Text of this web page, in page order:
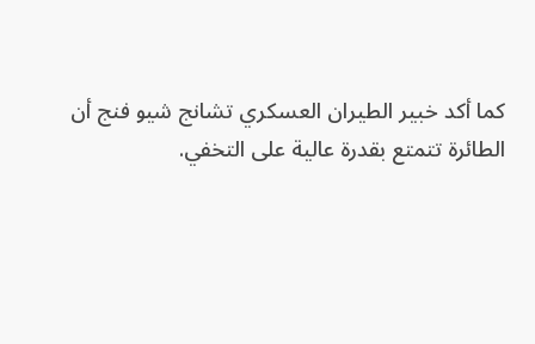
كما أكد خبير الطيران العسكري تشانج شيو فنج أن
الطائرة تتمتع بقدرة عالية على التخفي.